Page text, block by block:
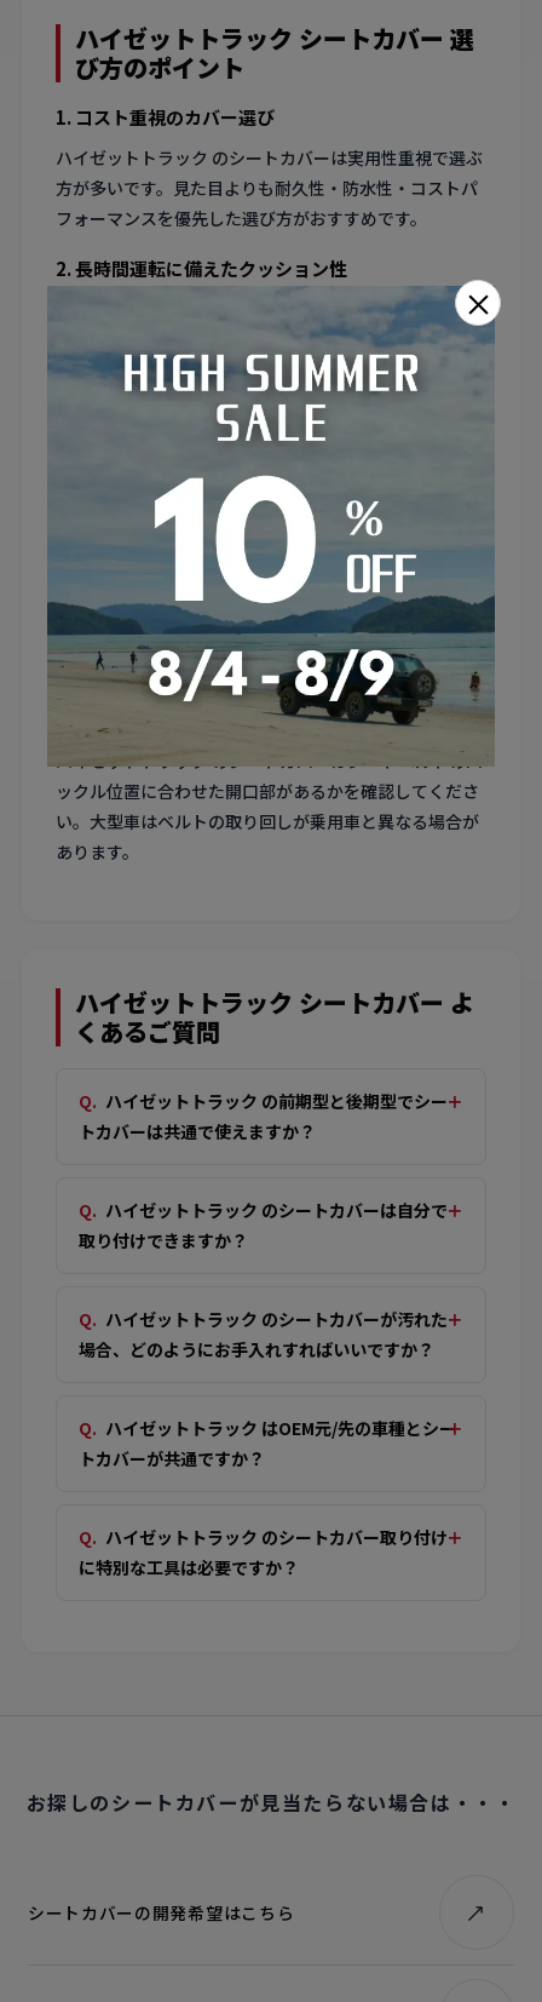
ハイゼットトラック シートカバー 選
び方のポイント
1. コスト重視のカバー選び
ハイゼットトラック のシートカバーは実用性重視で選ぶ
方が多いです。見た目よりも耐久性・防水性・コストパ
フォーマンスを優先した選び方がおすすめです。
2. 長時間運転に備えたクッション性
ハイゼットトラック のドライバーは長時間座り続けるこ
とが多いため、クッション性の高いカバーを選ぶと腰へ
の負担が大幅に軽減されます。
3. 助手席の使用頻度と保護
きとしても使われがちです。カバーで保護しておけば、
荷物の擦れや汚れからシートを守れます。
4. 汗や汚れに強い防水素材
ハイゼットトラック は夏場の長距離運転で汗をかきやす
く、作業後の乗車で汚れもつきやすいです。防水仕様の
PVCレザーカバーが実用的です。
5. シートベルトバックルの取り回し
ハイゼットトラック のシートカバーはシートベルトのバ
ックル位置に合わせた開口部があるかを確認してくださ
い。大型車はベルトの取り回しが乗用車と異なる場合が
あります。
ハイゼットトラック シートカバー よ
くあるご質問
ハイゼットトラック の前期型と後期型でシー
トカバーは共通で使えますか？
ハイゼットトラック のシートカバーは自分で
取り付けできますか？
ハイゼットトラック のシートカバーが汚れた
場合、どのようにお手入れすればいいですか？
ハイゼットトラック はOEM元/先の車種とシー
トカバーが共通ですか？
ハイゼットトラック のシートカバー取り付け
に特別な工具は必要ですか？
お探しのシートカバーが見当たらない場合は・・・
シートカバーの開発希望はこちら
×